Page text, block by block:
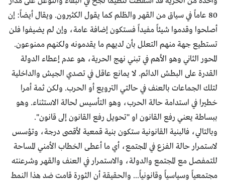
80 عاماً في سياق من القهر والظلم كما يقول الكثيرون. ويقال أيضاً: إن
أصلحوا وقدموا شيئاً مفيداً فستكون إضافة عامة، وإن لم يضيفوا فلن
تستطيع جهة منهم التعلل بأن لديهم ما يقدمونه ولكنهم ممنوعون.
المحور الثاني وهو الأهم في تبني نهج الحرية، هو عدم إعطاء الدولة
القدرة على البطش الدائم. لا يمانع عاقل في تصدي الجيش والداخلية
لتلك الجماعات بالعنف في حالتي الترويع أو الحرب. ولكن ثمة أمرا
خطيرا في استدامة حالة الحرب، وهو التأسيس لحالة الاستثناء. وهو
ببساطة يعني رفع القانون او "تحويل رفع القانون إلى قانون".
وبالتالي، فالبنية القانونية ستكون بنية قمعية لأقصى درجة، وتؤسس
لاستمرار حالة الفزع في المجتمع، أي ما أعطى الخطاب الأمني المساحة
للتمفصل مع المجتمع والدولة، والاستمرار في العنف والقهر وشرعنته
مجتمعياً وسياسياً وقانونياً... والحقيقة أن الثورة قامت ضد هذا النمط